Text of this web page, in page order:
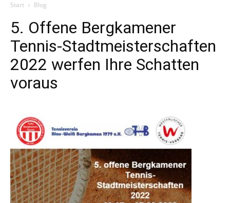
Start Blog
5. Offene Bergkamener
Tennis-Stadtmeisterschaften
2022 werfen Ihre Schatten
voraus